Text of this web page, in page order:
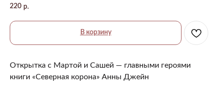
220 р.
В корзину
Открытка с Мартой и Сашей — главными героями
книги «Северная корона» Анны Джейн